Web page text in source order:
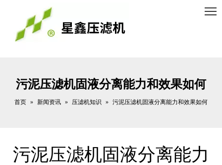
污泥压滤机固液分离能力和效果如何
首页 » 新闻资讯 » 压滤机知识 » 污泥压滤机固液分离能力和效果如何
污泥压滤机固液分离能力